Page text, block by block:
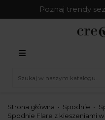
Poznaj trendy
Strona główna Spodnie
Spodnie Flare z kieszeniami